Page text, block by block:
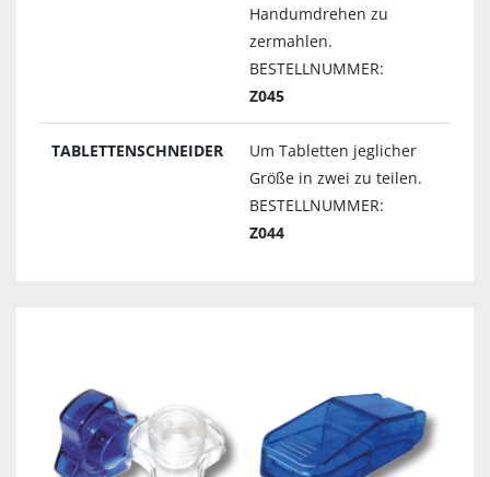
Handumdrehen zu
zermahlen.
BESTELLNUMMER:
Z045
TABLETTENSCHNEIDER
Um Tabletten jeglicher
Größe in zwei zu teilen.
BESTELLNUMMER:
Z044